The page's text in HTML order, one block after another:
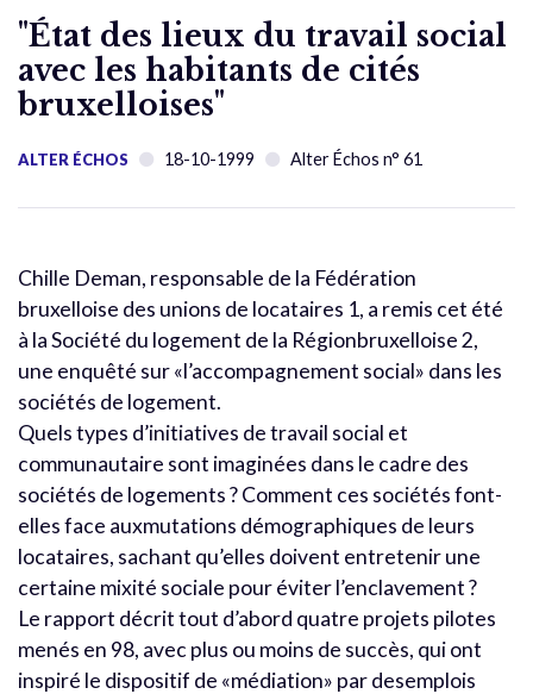
"État des lieux du travail social
avec les habitants de cités
bruxelloises"
ALTER ÉCHOS 18-10-1999 Alter Échos n° 61
Chille Deman, responsable de la Fédération
bruxelloise des unions de locataires 1, a remis cet été
à la Société du logement de la Régionbruxelloise 2,
une enquêté sur «l’accompagnement social» dans les
sociétés de logement.
Quels types d’initiatives de travail social et
communautaire sont imaginées dans le cadre des
sociétés de logements ? Comment ces sociétés font-
elles face auxmutations démographiques de leurs
locataires, sachant qu’elles doivent entretenir une
certaine mixité sociale pour éviter l’enclavement ?
Le rapport décrit tout d’abord quatre projets pilotes
menés en 98, avec plus ou moins de succès, qui ont
inspiré le dispositif de «médiation» par desemplois